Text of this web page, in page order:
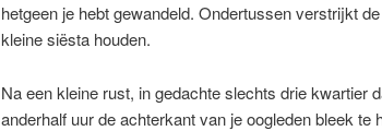
hetgeen je hebt gewandeld. Ondertussen verstrijkt
kleine siësta houden.
Na een kleine rust, in gedachte slechts drie kwartier
anderhalf uur de achterkant van je oogleden bleek